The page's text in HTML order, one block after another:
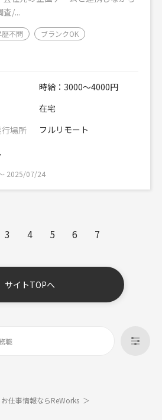
査/...
歴不問
ブランクOK
時給：3000～4000円
在宅
場所
フルリモート
2025/07/24
3 4 5 6 7
サイトTOPへ
仕事情報ならReWorks ＞